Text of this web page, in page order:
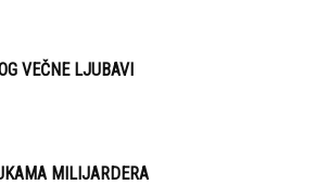
VEČNE LJUBAVI
MILIJARDERA